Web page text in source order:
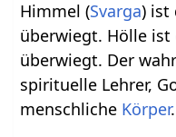
Himmel (Svarga) ist
überwiegt. Hölle
überwiegt. Der
spirituelle Lehrer,
menschliche Körper.